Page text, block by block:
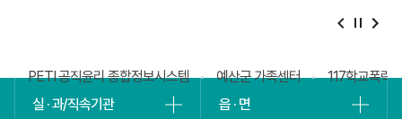
PETI 공직윤리 종합정보시스템 예산군 가족센터
117학교폭력
실 · 과/직속기관
읍 · 면